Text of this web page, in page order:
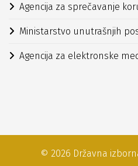
Agencija za sprečavanje
Ministarstvo unutrašnjih
Agencija za elektronske
© 2026 Državna